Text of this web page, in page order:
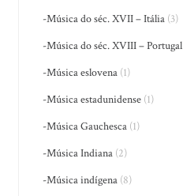
-Música do séc. XVII – Itália (3)
-Música do séc. XVIII – Portugal
-Música eslovena (1)
-Música estadunidense (1)
-Música Gauchesca (1)
-Música Indiana (2)
-Música indígena (8)